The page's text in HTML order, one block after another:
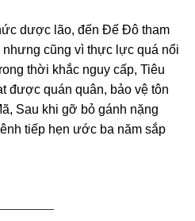
dược lão, đến Đế Đô tham
cũng vì thực lực quá nổi
thời khắc nguy cấp, Tiêu
được quán quân, bảo vệ tôn
Sau khi gỡ bỏ gánh nặng
tiếp hẹn ước ba năm sắp